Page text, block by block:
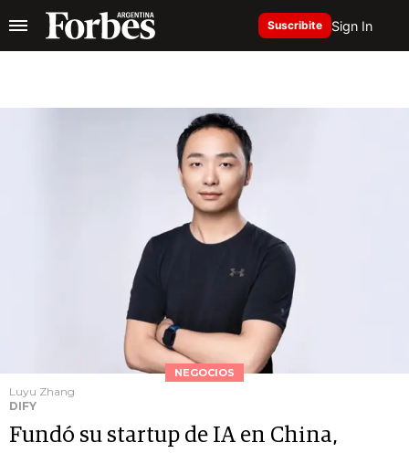
Suscribite Sign In
NEGOCIOS
Luyu Zhang
DIFY
Fundó su startup de IA en China,